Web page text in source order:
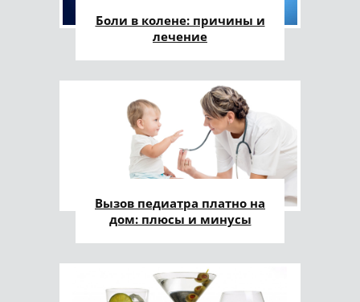
Боли в колене: причины и
лечение
Вызов педиатра платно на
дом: плюсы и минусы